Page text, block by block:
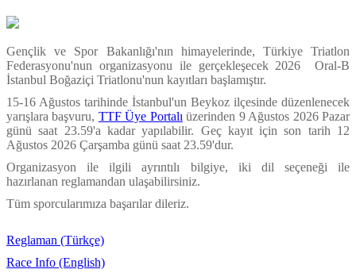
Gençlik ve Spor Bakanlığı'nın himayelerinde, Türkiye Triatlon
Federasyonu'nun organizasyonu ile gerçekleşecek 2026 Oral-B
İstanbul Boğaziçi Triatlonu'nun kayıtları başlamıştır.
15-16 Ağustos tarihinde İstanbul'un Beykoz ilçesinde düzenlenecek
yarışlara başvuru, TTF Üye Portalı üzerinden 9 Ağustos 2026 Pazar
günü saat 23.59'a kadar yapılabilir. Geç kayıt için son tarih 12
Ağustos 2026 Çarşamba günü saat 23.59'dur.
Organizasyon ile ilgili ayrıntılı bilgiye, iki dil seçeneği ile
hazırlanan reglamandan ulaşabilirsiniz.
Tüm sporcularımıza başarılar dileriz.
Reglaman (Türkçe)
Race Info (English)